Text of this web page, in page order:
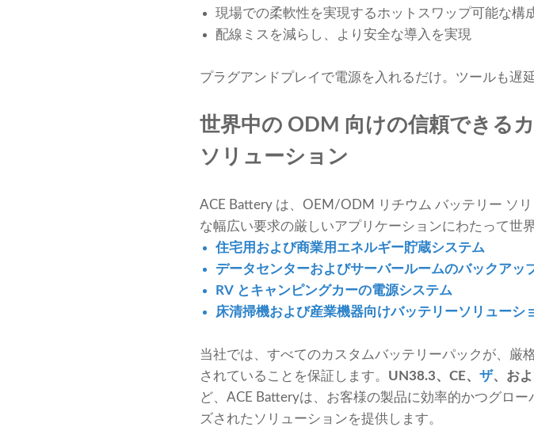
現場での柔軟性を実現するホットスワップ可能な構
配線ミスを減らし、より安全な導入を実現
プラグアンドプレイで電源を入れるだけ。ツールも遅
世界中の ODM 向けの信頼できる
ソリューション
ACE Battery は、OEM/ODM リチウム バッテリー ソ
な幅広い要求の厳しいアプリケーションにわたって世
住宅用および商業用エネルギー貯蔵システム
データセンターおよびサーバールームのバックアッ
RV とキャンピングカーの電源システム
床清掃機および産業機器向けバッテリーソリューシ
当社では、すべてのカスタムバッテリーパックが、厳
されていることを保証します。 UN38.3、CE、 ザ、お
ど、ACE Batteryは、お客様の製品に効率的かつグロ
ズされたソリューションを提供します。